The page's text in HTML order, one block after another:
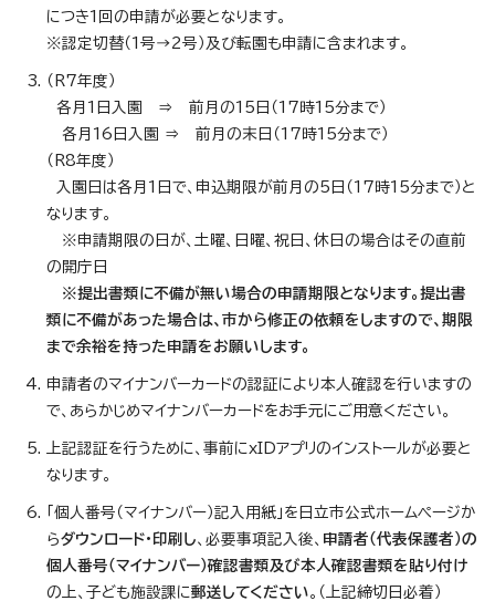
につき1回の申請が必要となります。
※認定切替（1号→2号）及び転園も申請に含まれます。
（R7年度）
各月1日入園 ⇒ 前月の15日（17時15分まで）
各月16日入園 ⇒ 前月の末日（17時15分まで）
（R8年度）
入園日は各月1日で、申込期限が前月の5日（17時15分まで）と
なります。
※申請期限の日が、土曜、日曜、祝日、休日の場合はその直前
の開庁日
※提出書類に不備が無い場合の申請期限となります。提出書
類に不備があった場合は、市から修正の依頼をしますので、期限
まで余裕を持った申請をお願いします。
申請者のマイナンバーカードの認証により本人確認を行いますの
で、あらかじめマイナンバーカードをお手元にご用意ください。
上記認証を行うために、事前にxIDアプリのインストールが必要と
なります。
「個人番号（マイナンバー）記入用紙」を日立市公式ホームページか
らダウンロード・印刷し、必要事項記入後、 申請者（代表保護者）の
個人番号（マイナンバー）確認書類及び本人確認書類を貼り付け
の上、子ども施設課に郵送してください。（上記締切日必着）